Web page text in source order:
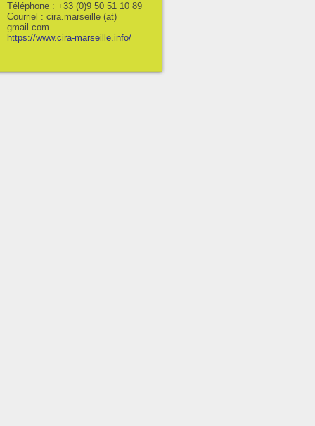
Téléphone : +33 (0)9 50 51 10 89
Courriel : cira.marseille (at)
gmail.com
https://www.cira-marseille.info/